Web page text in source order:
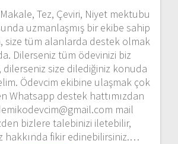
Tez, Çeviri, Niyet mektubu
uzmanlaşmış bir ekibe sahip
size tüm alanlarda destek olmak
Dilerseniz tüm ödevinizi biz
dilerseniz size dilediğiniz konuda
Ödevcim ekibine ulaşmak çok
Whatsapp destek hattımızdan
mail
bizlere talebinizi iletebilir,
hakkında fikir edinebilirsiniz.…